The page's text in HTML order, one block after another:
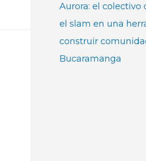
Aurora: el colectivo
el slam en una
construir
Bucaramanga